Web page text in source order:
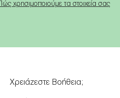
Πώς χρησιμοποιούμε τα στοιχεία σας
Χρειάζεστε Βοήθεια;